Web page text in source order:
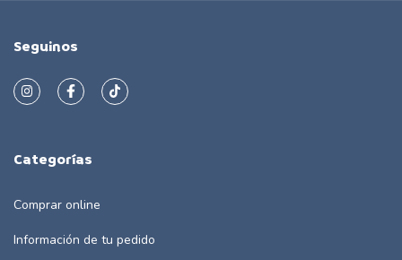
Seguinos
Categorías
Comprar online
Información de tu pedido